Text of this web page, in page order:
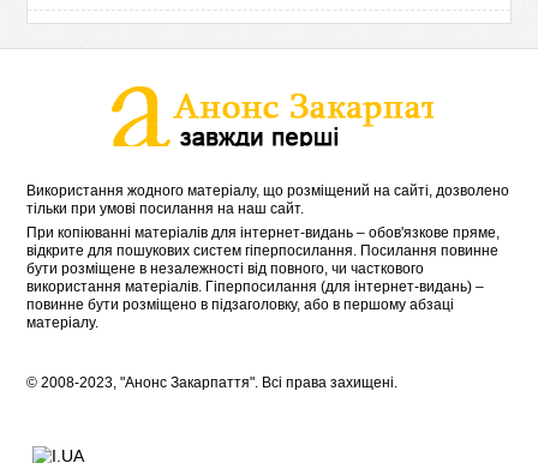
Використання жодного матеріалу, що розміщений на сайті, дозволено
тільки при умові посилання на наш сайт.
При копіюванні матеріалів для інтернет-видань – обов'язкове пряме,
відкрите для пошукових систем гіперпосилання. Посилання повинне
бути розміщене в незалежності від повного, чи часткового
використання матеріалів. Гіперпосилання (для інтернет-видань) –
повинне бути розміщено в підзаголовку, або в першому абзаці
матеріалу.
© 2008-2023, "Анонс Закарпаття". Всі права захищені.